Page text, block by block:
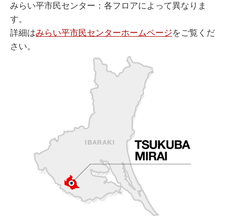
みらい平市民センター：各フロアによって異なりま
す。
詳細はみらい平市民センターホームページをご覧くだ
さい。